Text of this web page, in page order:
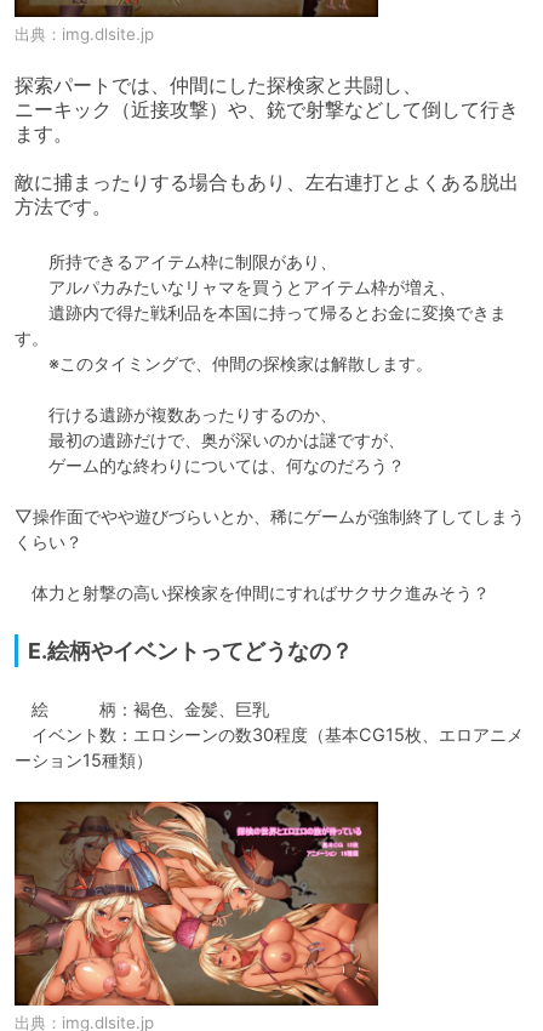
出典： img.dlsite.jp
探索パートでは、仲間にした探検家と共闘し、
ニーキック（近接攻撃）や、銃で射撃などして倒して行き
ます。
敵に捕まったりする場合もあり、左右連打とよくある脱出
方法です。
所持できるアイテム枠に制限があり、
アルパカみたいなリャマを買うとアイテム枠が増え、
遺跡内で得た戦利品を本国に持って帰るとお金に変換できま
す。
※このタイミングで、仲間の探検家は解散します。
行ける遺跡が複数あったりするのか、
最初の遺跡だけで、奥が深いのかは謎ですが、
ゲーム的な終わりについては、何なのだろう？
▽操作面でやや遊びづらいとか、稀にゲームが強制終了してしまう
くらい？
体力と射撃の高い探検家を仲間にすればサクサク進みそう？
E.絵柄やイベントってどうなの？
絵　　　柄：褐色、金髪、巨乳
イベント数：エロシーンの数30程度（基本CG15枚、エロアニメ
ーション15種類）
出典： img.dlsite.jp